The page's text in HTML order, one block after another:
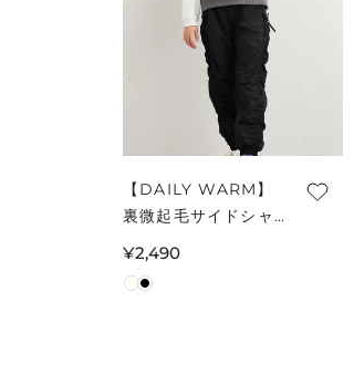
【DAILY WARM】
裏微起毛サイドシャ
ズ メール便不可
通
常
¥2,490